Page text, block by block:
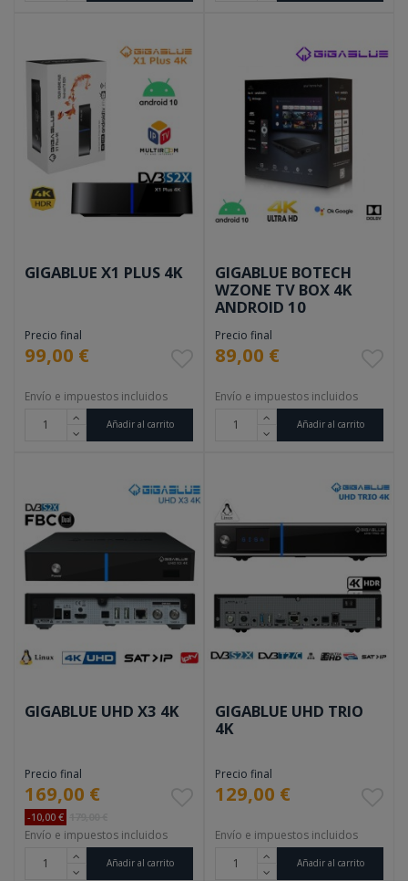
GIGABLUE X1 PLUS 4K
Precio final
99,00 €
Envío e impuestos incluidos
Añadir al carrito
GIGABLUE BOTECH
WZONE TV BOX 4K
ANDROID 10
Precio final
89,00 €
Envío e impuestos incluidos
Añadir al carrito
GIGABLUE UHD X3 4K
Precio final
169,00 €
-10,00 €
Envío e impuestos incluidos
Añadir al carrito
GIGABLUE UHD TRIO
4K
Precio final
129,00 €
Envío e impuestos incluidos
Añadir al carrito